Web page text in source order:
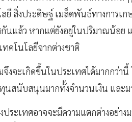
ยี สิ่งประดิษฐ์ เมล็ดพันธ์ทางการเก
กันแล้ว หากแต่ยังอยู่ในปริมาณน้อย
ทคโนโลยีจากต่างชาติ
จึงจะเกิดขึ้นในประเทศได้มากกว่า
นสนับสนุนมากทั้งจำนวนเงิน และ
ระเทศอาจจะมีความแตกต่างอย่าง